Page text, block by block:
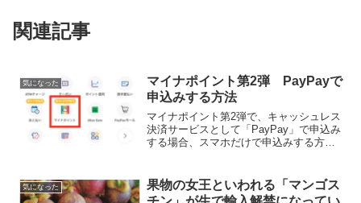
関連記事
気になった
マイナポイント第2弾 PayPayで
申込みする方法
マイナポイント第2弾で、キャッシュレス
決済サービスとして「PayPay」で申込み
する場合、スマホだけで申込みする方法
合は、マイナンバーカードを読み取れる
新しい機種が必...
気になった
果物の女王といわれる「マンゴス